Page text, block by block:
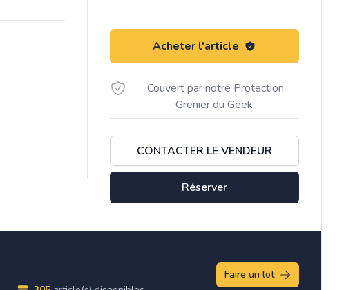
Acheter l'article
Couvert par notre Protection
Grenier du Geek.
CONTACTER LE VENDEUR
Réserver
Faire un lot